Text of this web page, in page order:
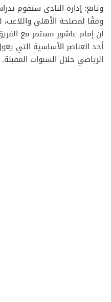
وتابع: إدارة النادي ستقوم
وفقًا لمصلحة الأهلي
أحد العناصر الأساسية التي
الرياضي خلال السنوات المقبلة.